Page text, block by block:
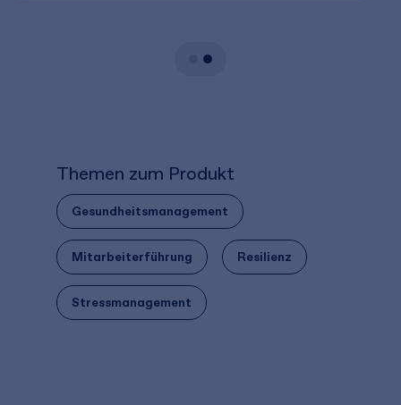
Themen zum Produkt
Gesundheitsmanagement
Mitarbeiterführung Resilienz
Stressmanagement